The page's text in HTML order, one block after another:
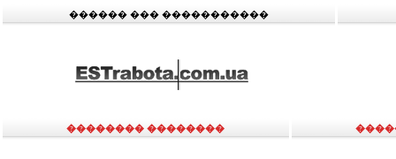
������ ��� �����������
�������� ��������